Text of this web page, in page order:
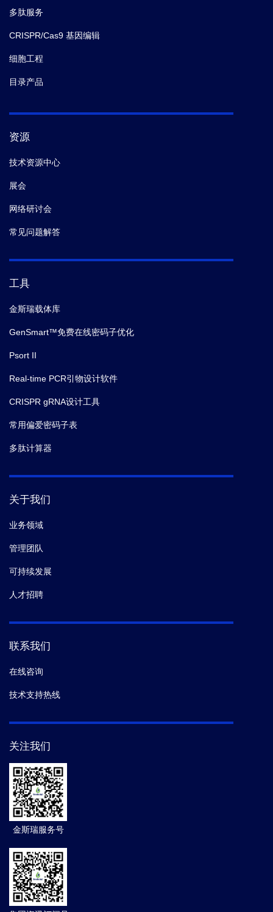
多肽服务
CRISPR/Cas9 基因编辑
细胞工程
目录产品
资源
技术资源中心
展会
网络研讨会
常见问题解答
工具
金斯瑞载体库
GenSmart™免费在线密码子优化
Psort II
Real-time PCR引物设计软件
CRISPR gRNA设计工具
常用偏爱密码子表
多肽计算器
关于我们
业务领域
管理团队
可持续发展
人才招聘
联系我们
在线咨询
技术支持热线
关注我们
金斯瑞服务号